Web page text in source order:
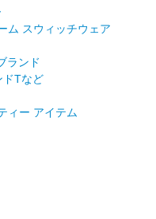
ム スウィッチウェア
ランド
ドTなど
ィー アイテム